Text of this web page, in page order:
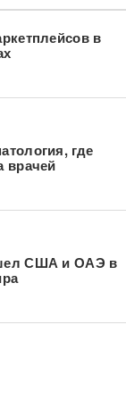
в
где
врачей
США и ОАЭ в